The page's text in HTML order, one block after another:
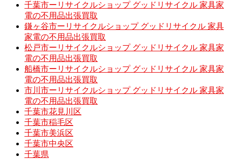
千葉市ーリサイクルショップ グッドリサイクル 家具家
電の不用品出張買取
鎌ヶ谷市ーリサイクルショップ グッドリサイクル 家具
家電の不用品出張買取
松戸市ーリサイクルショップ グッドリサイクル 家具家
電の不用品出張買取
船橋市ーリサイクルショップ グッドリサイクル 家具家
電の不用品出張買取
市川市ーリサイクルショップ グッドリサイクル 家具家
電の不用品出張買取
千葉市花見川区
千葉市稲毛区
千葉市美浜区
千葉市中央区
千葉県